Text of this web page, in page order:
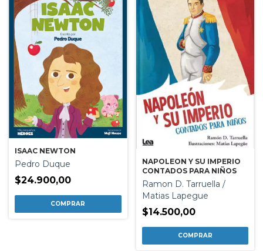
ISAAC NEWTON
Pedro Duque
$24.900,00
NAPOLEON Y SU IMPERIO
CONTADOS PARA NIÑOS
Ramon D. Tarruella /
Matias Lapegue
$14.500,00